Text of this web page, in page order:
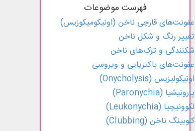
فهرست موضوعات
عفونت‌های قارچی ناخن (اونیکومیکوزیس)
تغییر رنگ و شکل ناخن
شکنندگی و ترک‌های ناخن
عفونت‌های باکتریایی و ویروسی
اونیکولیزیس (Onycholysis)
پارونیشیا (Paronychia)
لکوونیچیا (Leukonychia)
کلوبینگ ناخن (Clubbing)